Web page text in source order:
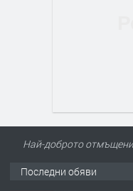
Най-доброто
Последни обяви